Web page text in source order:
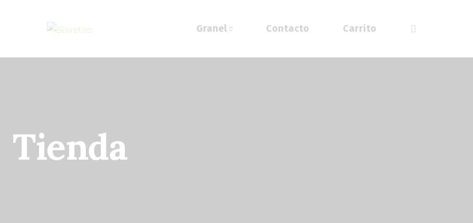
Granel Contacto Carrito
Tienda